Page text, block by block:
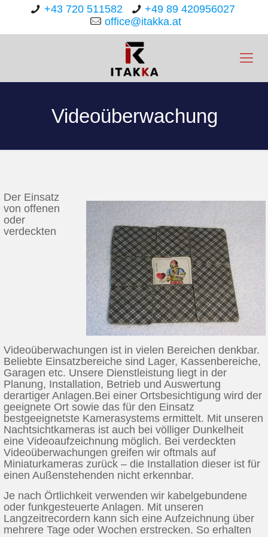
+43 720 511582
+49 89 420956027
office@itakka.at
Videoüberwachung
Der Einsatz
von offenen
oder
verdeckten
Videoüberwachungen ist in vielen Bereichen denkbar.
Beliebte Einsatzbereiche sind Lager, Kassenbereiche,
Garagen etc. Unsere Dienstleistung liegt in der
Planung, Installation, Betrieb und Auswertung
derartiger Anlagen.Bei einer Ortsbesichtigung wird der
geeignete Ort sowie das für den Einsatz
bestgeeignetste Kamerasystems ermittelt. Mit unseren
Nachtsichtkameras ist auch bei völliger Dunkelheit
eine Videoaufzeichnung möglich. Bei verdeckten
Videoüberwachungen greifen wir oftmals auf
Miniaturkameras zurück – die Installation dieser ist für
einen Außenstehenden nicht erkennbar.
Je nach Örtlichkeit verwenden wir kabelgebundene
oder funkgesteuerte Anlagen. Mit unseren
Langzeitrecordern kann sich eine Aufzeichnung über
mehrere Tage oder Wochen erstrecken. So erhalten